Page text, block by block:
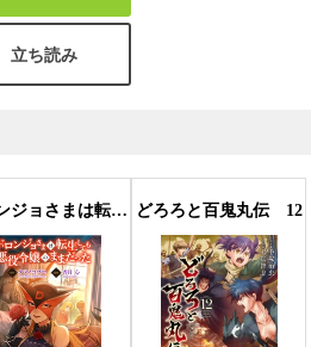
立ち読み
ドロンジョさまは転生しても悪役令嬢のままだった【分冊版】 5巻 どろろと百鬼丸伝 12